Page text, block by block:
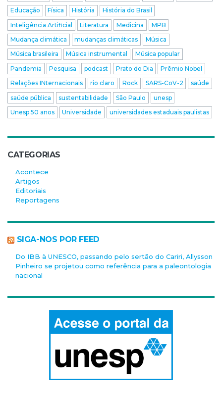
Educação
Física História
História do Brasil
Inteligência Artificial
Literatura Medicina
MPB
Mudança climática
mudanças climáticas
Música
Música brasileira
Música instrumental
Música popular
Pandemia
Pesquisa podcast Prato do Dia
Prêmio Nobel
Relações INternacionais
rio claro Rock SARS-CoV-2
saúde
saúde pública
sustentabilidade São Paulo
unesp
Unesp 50 anos
Universidade universidades estaduais paulistas
CATEGORIAS
Acontece
Artigos
Editoriais
Reportagens
SIGA-NOS POR FEED
Do IBB à UNESCO, passando pelo sertão do Cariri, Allysson
Pinheiro se projetou como referência para a paleontologia
nacional